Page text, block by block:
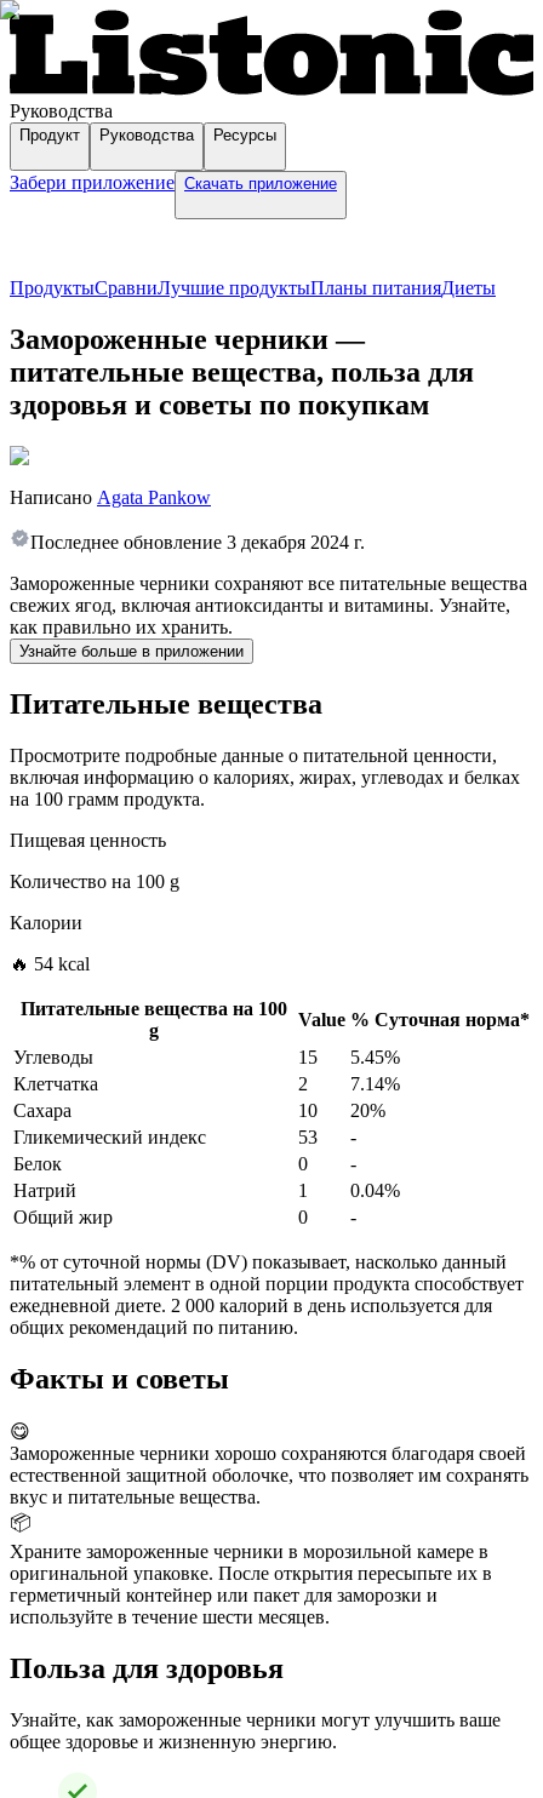
Руководства
Продукт Руководства Ресурсы
Забери приложение Скачать приложение
ПродуктыСравниЛучшие продуктыПланы питанияДиеты
Замороженные черники —
питательные вещества, польза для
здоровья и советы по покупкам
Написано Agata Pankow
Последнее обновление 3 декабря 2024 г.
Замороженные черники сохраняют все питательные вещества
свежих ягод, включая антиоксиданты и витамины. Узнайте,
как правильно их хранить.
Узнайте больше в приложении
Питательные вещества
Просмотрите подробные данные о питательной ценности,
включая информацию о калориях, жирах, углеводах и белках
на 100 грамм продукта.
Пищевая ценность
Количество на 100 g
Калории
🔥 54 kcal
Питательные вещества на 100
g
Value % Суточная норма*
Углеводы
15
5.45%
Клетчатка
2
7.14%
Сахара
10
20%
Гликемический индекс
53
-
Белок
0
-
Натрий
1
0.04%
Общий жир
0 -
*% от суточной нормы (DV) показывает, насколько данный
питательный элемент в одной порции продукта способствует
ежедневной диете. 2 000 калорий в день используется для
общих рекомендаций по питанию.
Факты и советы
😋
Замороженные черники хорошо сохраняются благодаря своей
естественной защитной оболочке, что позволяет им сохранять
вкус и питательные вещества.
📦
Храните замороженные черники в морозильной камере в
оригинальной упаковке. После открытия пересыпьте их в
герметичный контейнер или пакет для заморозки и
используйте в течение шести месяцев.
Польза для здоровья
Узнайте, как замороженные черники могут улучшить ваше
общее здоровье и жизненную энергию.